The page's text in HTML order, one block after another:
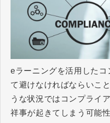
eラーニングを活用した
て避けなければならいこ
うな状況ではコンプライ
祥事が起きてしまう可能